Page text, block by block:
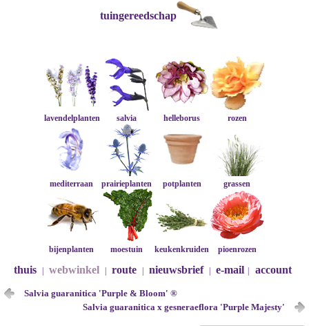
tuingereedschap
lavendelplanten salvia helleborus rozen
mediterraan prairieplanten potplanten grassen
bijenplanten moestuin keukenkruiden pioenrozen
thuis webwinkel route nieuwsbrief e-mail account
Salvia guaranitica 'Purple & Bloom' ®
Salvia guaranitica x gesneraeflora 'Purple Majesty'